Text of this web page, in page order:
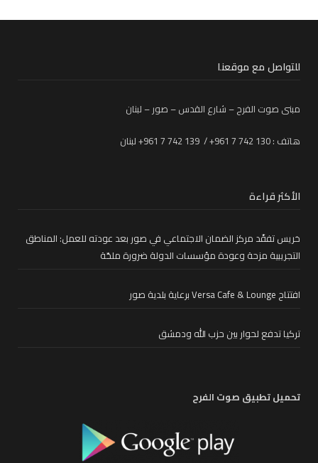
للتواصل مع موقعنا
مبنى صوت الفرح – شارع القدس – صور – لبنان
هاتف : 130 742 7 961+ / 139 742 7 961+ لبنان
الأكثر قراءة
خريس تفقّد مركز الضمان الاجتماعي في صور بعد عودته للعمل: المناطق
التجريبية مزحة وعودة مؤسسات الدولة ضرورة ملحّة
افتتاح Versa Cafe & Lounge برعاية بلدية صور
تركيا تدفع لحوار بين حزب الله ودمشق
تحميل تطبيق صوت الفرح